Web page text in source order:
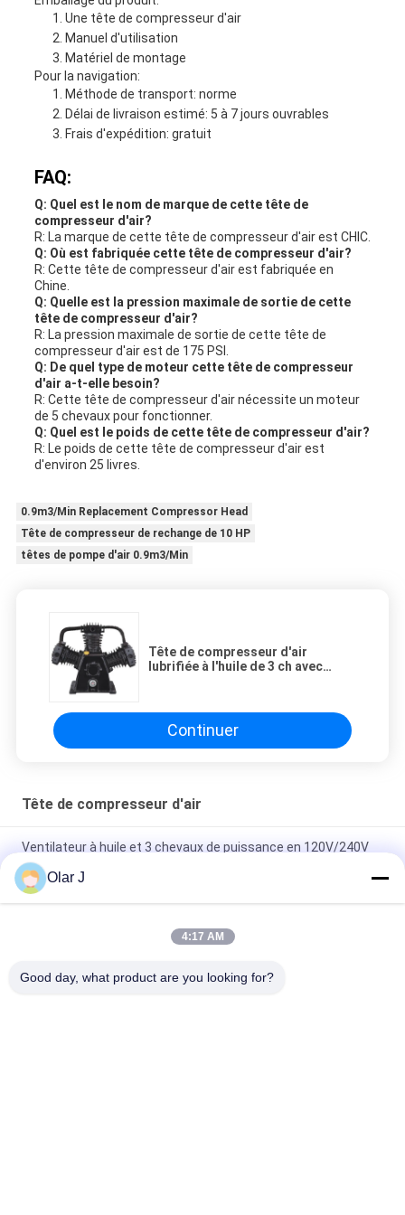
Une tête de compresseur d'air
Manuel d'utilisation
Matériel de montage
Pour la navigation:
Méthode de transport: norme
Délai de livraison estimé: 5 à 7 jours ouvrables
Frais d'expédition: gratuit
FAQ:
Q: Quel est le nom de marque de cette tête de
compresseur d'air?
R: La marque de cette tête de compresseur d'air est CHIC.
Q: Où est fabriquée cette tête de compresseur d'air?
R: Cette tête de compresseur d'air est fabriquée en
Chine.
Q: Quelle est la pression maximale de sortie de cette
tête de compresseur d'air?
R: La pression maximale de sortie de cette tête de
compresseur d'air est de 175 PSI.
Q: De quel type de moteur cette tête de compresseur
d'air a-t-elle besoin?
R: Cette tête de compresseur d'air nécessite un moteur
de 5 chevaux pour fonctionner.
Q: Quel est le poids de cette tête de compresseur d'air?
R: Le poids de cette tête de compresseur d'air est
d'environ 25 livres.
0.9m3/Min Replacement Compressor Head
Tête de compresseur de rechange de 10 HP
têtes de pompe d'air 0.9m3/Min
Tête de compresseur d'air
lubrifiée à l'huile de 3 ch avec
Continuer
Tête de compresseur d'air
Ventilateur à huile et 3 chevaux de puissance en 120V/240V
Tête de compresseur d'air de tension pour l'industrie
Tête de compresseur d'air de tension 120V/240V avec 2
cylindres et pression 0,8Mpa/115psi
et une durabilité supérieures
Olar J
4:17 AM
Good day, what product are you looking for?